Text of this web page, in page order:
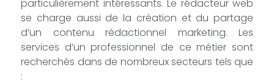
particulièrement intéressants. Le rédacteur web
se charge aussi de la création et du partage
d’un contenu rédactionnel marketing. Les
services d’un professionnel de ce métier sont
recherchés dans de nombreux secteurs tels que
: